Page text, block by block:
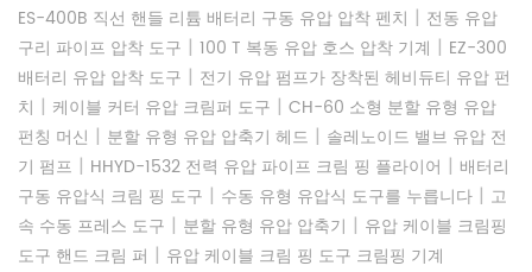
ES-400B 직선 핸들 리튬 배터리 구동 유압 압착 펜치 | 전동 유압
구리 파이프 압착 도구 | 100 T 복동 유압 호스 압착 기계 | EZ-300
배터리 유압 압착 도구 | 전기 유압 펌프가 장착된 헤비듀티 유압 펀
치 | 케이블 커터 유압 크림퍼 도구 | CH-60 소형 분할 유형 유압
펀칭 머신 | 분할 유형 유압 압축기 헤드 | 솔레노이드 밸브 유압 전
기 펌프 | HHYD-1532 전력 유압 파이프 크림 핑 플라이어 | 배터리
구동 유압식 크림 핑 도구 | 수동 유형 유압식 도구를 누릅니다 | 고
속 수동 프레스 도구 | 분할 유형 유압 압축기 | 유압 케이블 크림핑
도구 핸드 크림 퍼 | 유압 케이블 크림 핑 도구 크림핑 기계